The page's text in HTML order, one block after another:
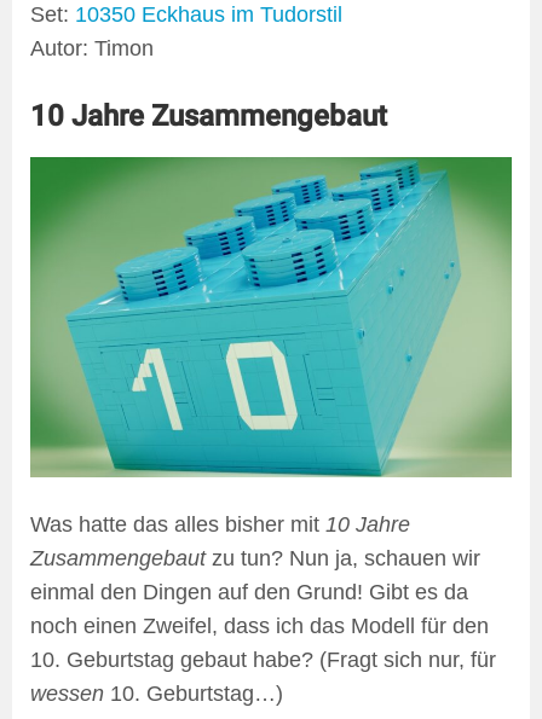
Set: 10350 Eckhaus im Tudorstil
Autor: Timon
10 Jahre Zusammengebaut
Was hatte das alles bisher mit 10 Jahre
Zusammengebautzu tun? Nun ja, schauen wir
einmal den Dingen auf den Grund! Gibt es da
noch einen Zweifel, dass ich das Modell für den
10. Geburtstag gebaut habe? (Fragt sich nur, für
wessen 10. Geburtstag…)